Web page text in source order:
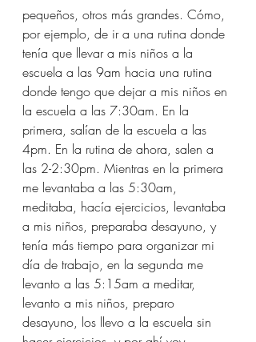
pequeños, otros más grandes. Cómo,
por ejemplo, de ir a una rutina donde
tenía que llevar a mis niños a la
escuela a las 9am hacia una rutina
donde tengo que dejar a mis niños en
la escuela a las 7:30am. En la
primera, salían de la escuela a las
4pm. En la rutina de ahora, salen a
las 2-2:30pm. Mientras en la primera
me levantaba a las 5:30am,
meditaba, hacía ejercicios, levantaba
a mis niños, preparaba desayuno, y
tenía más tiempo para organizar mi
día de trabajo, en la segunda me
levanto a las 5:15am a meditar,
levanto a mis niños, preparo
desayuno, los llevo a la escuela sin